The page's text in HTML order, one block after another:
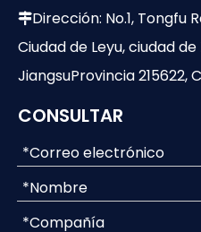
Dirección: No.1, Tongfu
Ciudad de Leyu, ciudad
JiangsuProvincia 215622,
CONSULTAR